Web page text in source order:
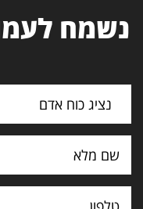
נשמח
נציג כוח אדם